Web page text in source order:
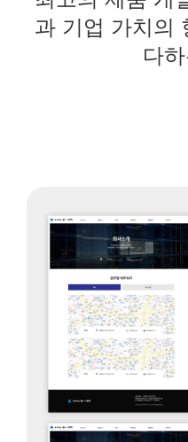
과 기업 가치의
다